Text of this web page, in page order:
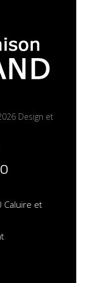
Design et
Caluire et